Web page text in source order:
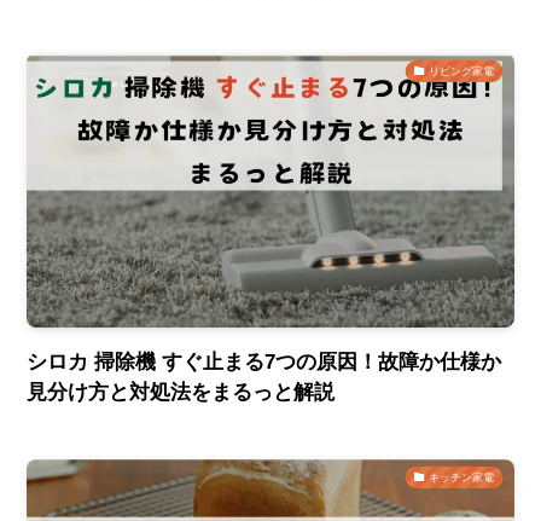
リビング家電
シロカ 掃除機 すぐ止まる7つの原因！故障か仕様か
見分け方と対処法をまるっと解説
キッチン家電